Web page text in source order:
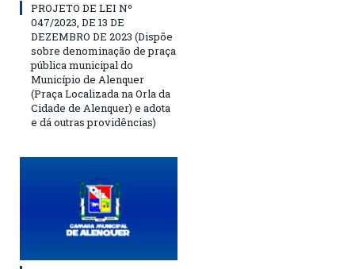
PROJETO DE LEI Nº
047/2023, DE 13 DE
DEZEMBRO DE 2023 (Dispõe
sobre denominação de praça
pública municipal do
Município de Alenquer
(Praça Localizada na Orla da
Cidade de Alenquer) e adota
e dá outras providências)